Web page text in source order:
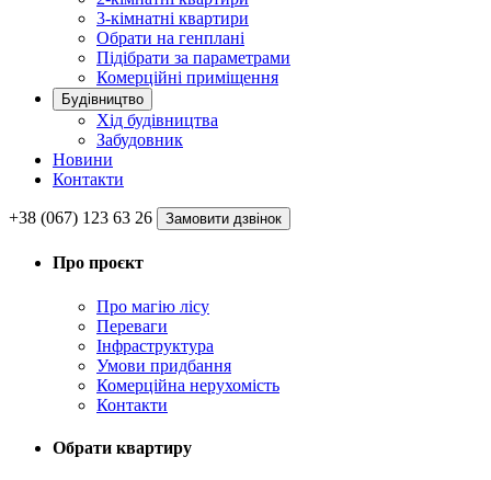
3-кімнатні квартири
Обрати на генплані
Підібрати за параметрами
Комерційні приміщення
Будівництво
Хід будівництва
Забудовник
Новини
Контакти
+38 (067) 123 63 26 Замовити дзвінок
Про проєкт
Про магію ліcу
Переваги
Інфраструктура
Умови придбання
Комерційна нерухомість
Контакти
Обрати квартиру